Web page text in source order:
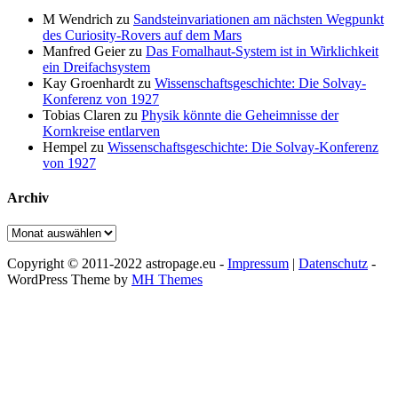
M Wendrich zu Sandsteinvariationen am nächsten Wegpunkt
des Curiosity-Rovers auf dem Mars
Manfred Geierzu Das Fomalhaut-System ist in Wirklichkeit
ein Dreifachsystem
Kay Groenhardt zu Wissenschaftsgeschichte: Die Solvay-
Konferenz von 1927
Tobias Claren zu Physik könnte die Geheimnisse der
Kornkreise entlarven
Hempel zu Wissenschaftsgeschichte: Die Solvay-Konferenz
von 1927
Archiv
Archiv
Copyright © 2011-2022 astropage.eu - Impressum | Datenschutz -
WordPress Theme by MH Themes